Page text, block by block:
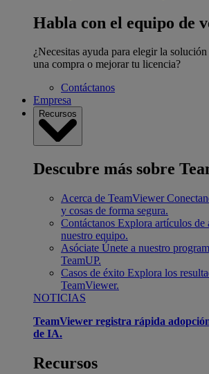
Habla con el equipo de
¿Necesitas ayuda para elegir la
una compra o mejorar tu licencia?
Contáctanos
Empresa
Recursos
Descubre más sobre
Acerca de TeamViewer
y cosas de forma segura.
Contáctanos Explora artículos de
nuestro equipo.
Asóciate Únete a nuestro
TeamUP.
Casos de éxito Explora los
TeamViewer.
NOTICIAS
TeamViewer registra rápida
de IA.
Recursos